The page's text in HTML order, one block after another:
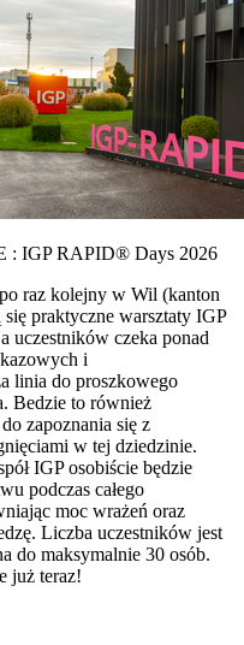
: IGP RAPID® Days 2026
raz kolejny w Wil (kanton
się praktyczne warsztaty IGP
czeka ponad
i
linia do proszkowego
Bedzie to również
zapoznania się z
w tej dziedzinie.
IGP osobiście będzie
podczas całego
moc wrażeń oraz
Liczba uczestników jest
do maksymalnie 30 osób.
już teraz!